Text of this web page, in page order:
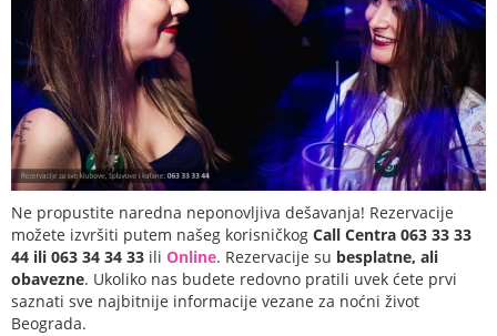
Ne propustite naredna neponovljiva dešavanja! Rezervacije
možete izvršiti putem našeg korisničkog Call Centra 063 33 33
44 ili 063 34 34 33 ili Online. Rezervacije su besplatne, ali
obavezne. Ukoliko nas budete redovno pratili uvek ćete prvi
saznati sve najbitnije informacije vezane za noćni život
Beograda.